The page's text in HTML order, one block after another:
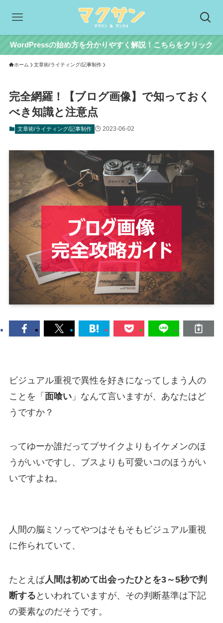
WordPressの始め方を分かりやすく解説！こちらをクリック
ホーム 文章術/ライティング/記事制作
完全網羅！【ブログ画像】で知っておく
べき知識と注意点
文章術/ライティング/記事制作 2023-06-02
ビジュアル重視で異性を好きになってしまう人の
ことを「 面喰い」なんて言いますが、あなたはど
うですか？
ってゆーか誰だってブサイクよりもイケメンのほ
うがいいですし、ブスよりも可愛いコのほうがい
いですよね。
人間の脳ミソってやつはそもそもビジュアル重視
に作られていて、
たとえば人間は初めて出会ったひとを3～5秒で判
断する といわれていますが、その判断基準は下記
の要素なのだそうです。